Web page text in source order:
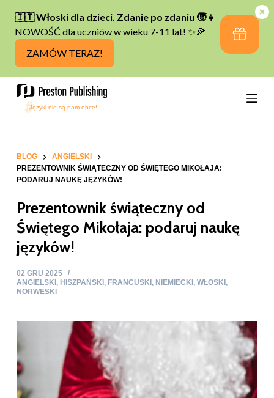
P
z
e
j
BLOG
ANGIELSKI
PREZENTOWNIK ŚWIĄTECZNY OD ŚWIĘTEGO MIKOŁAJA:
PODARUJ NAUKĘ JĘZYKÓW!
Prezentownik świąteczny od
Świętego Mikołaja: podaruj naukę
języków!
02 GRU 2025
ANGIELSKI , HISZPAŃSKI , FRANCUSKI , NIEMIECKI , WŁOSKI ,
NORWESKI